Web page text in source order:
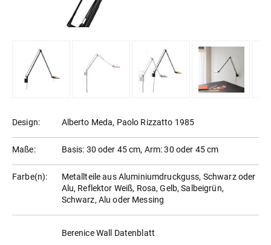
Design: Alberto Meda, Paolo Rizzatto 1985
Maße: Basis: 30 oder 45 cm, Arm: 30 oder 45 cm
Farbe(n):
Metallteile aus Aluminiumdruckguss, Schwarz oder
Alu, Reflektor Weiß, Rosa, Gelb, Salbeigrün,
Schwarz, Alu oder Messing
Berenice Wall Datenblatt